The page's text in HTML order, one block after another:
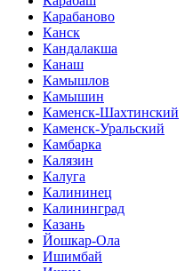
Карабаново
Канск
Кандалакша
Канаш
Камышлов
Камышин
Каменск-Шахтинский
Каменск-Уральский
Камбарка
Калязин
Калуга
Калининец
Калининград
Казань
Йошкар-Ола
Ишимбай